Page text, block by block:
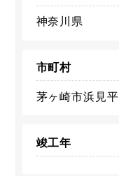
神奈川県
市町村
茅ヶ崎市浜見平
竣工年